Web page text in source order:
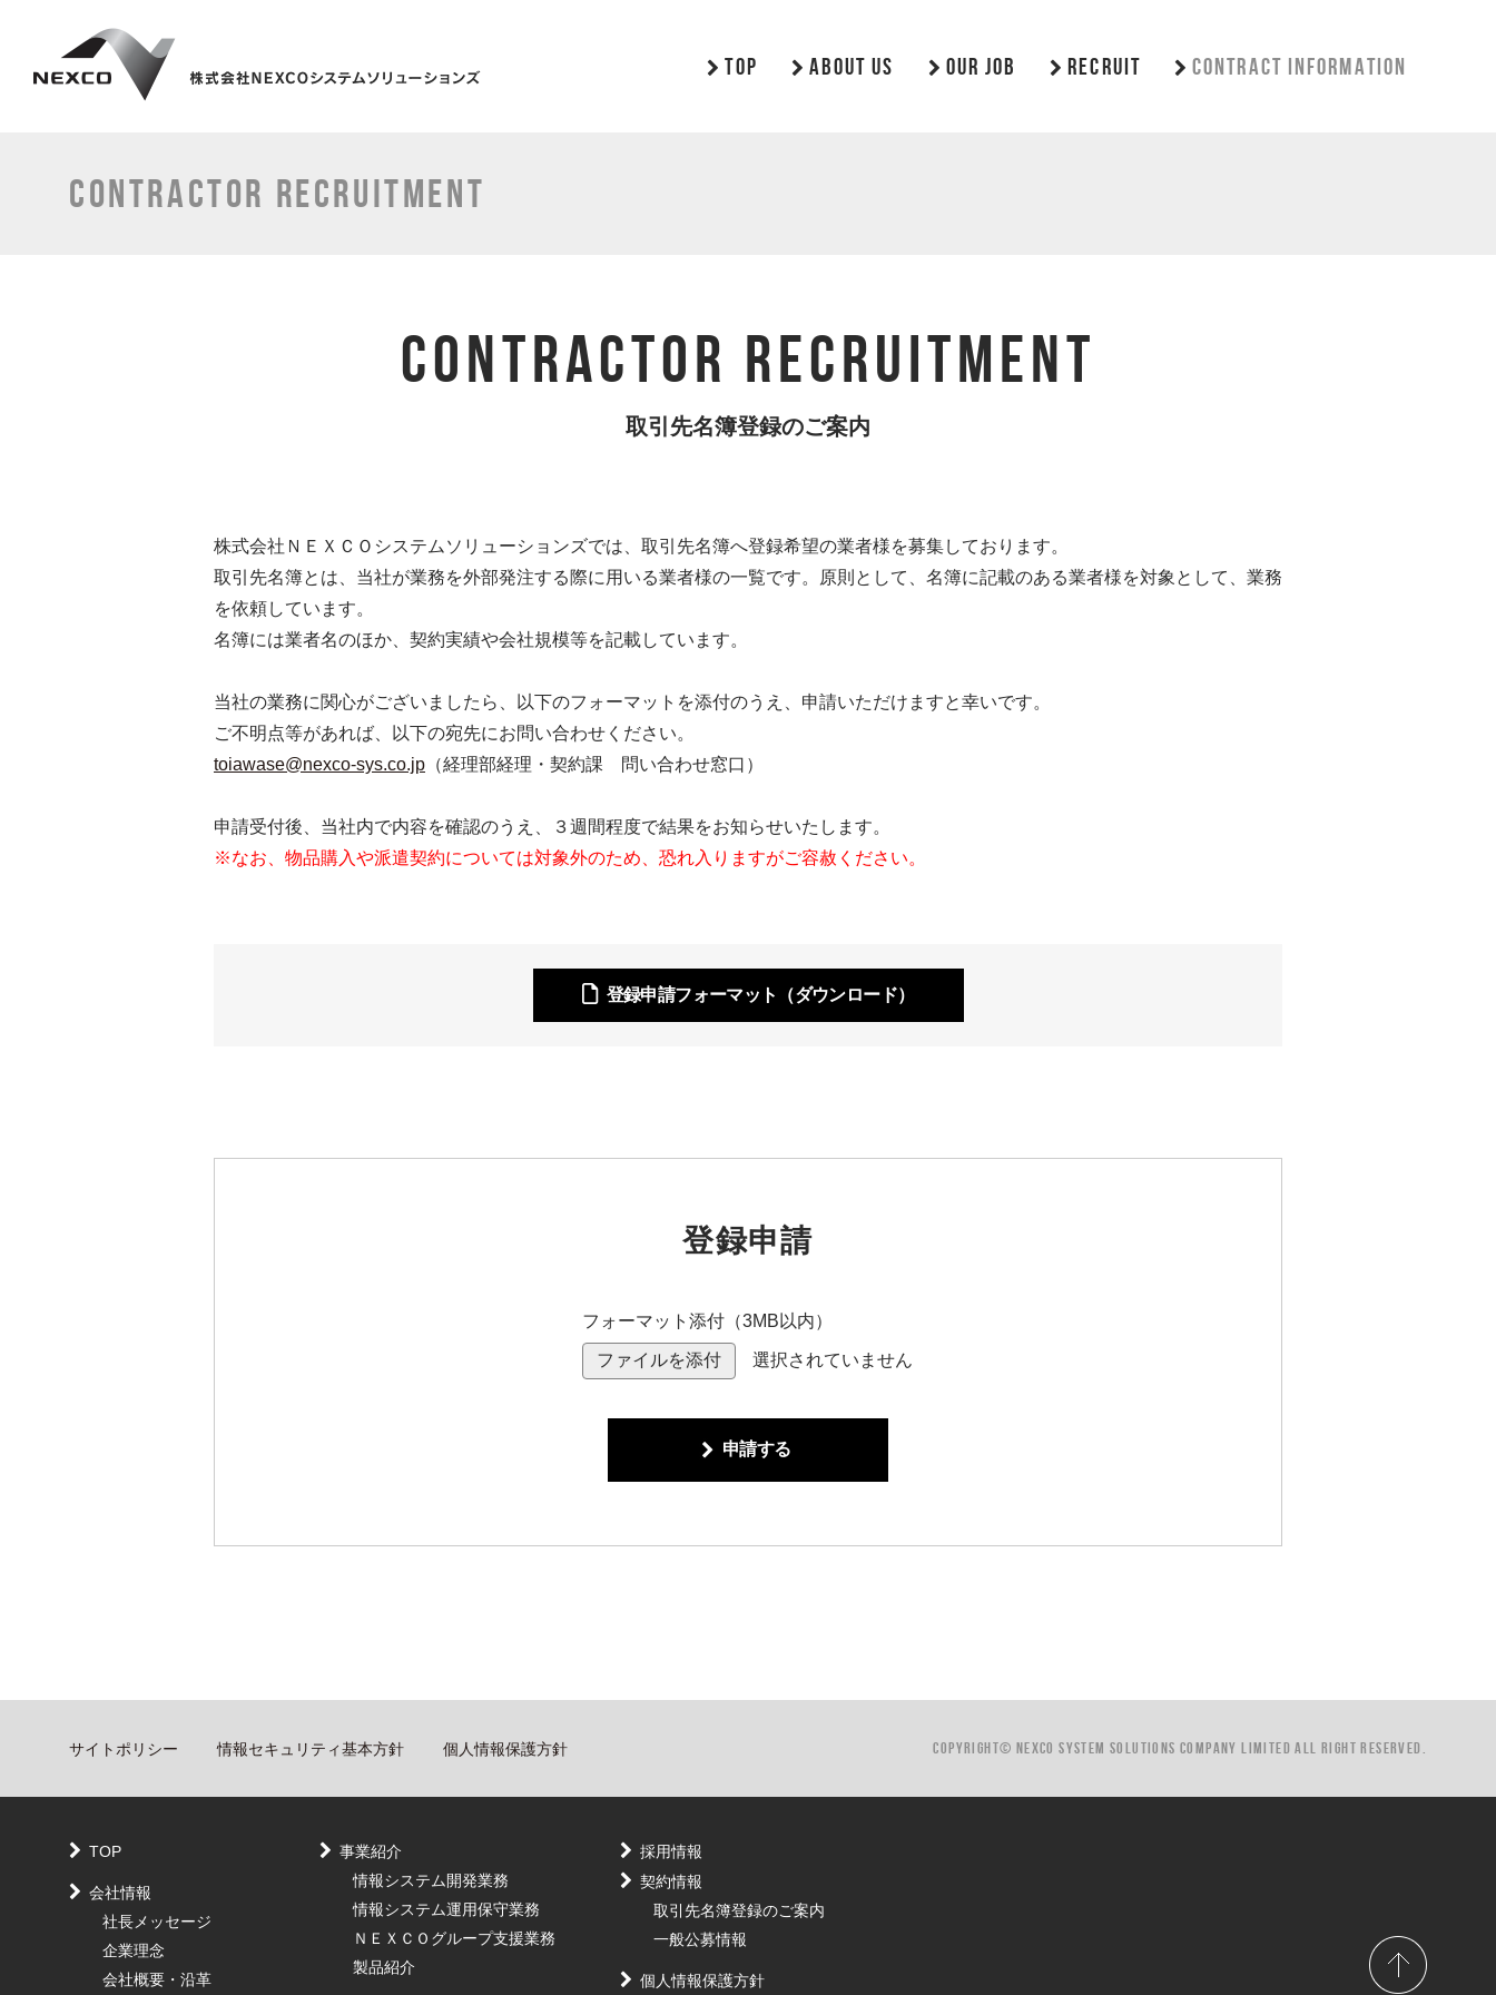
TOP ABOUT US OUR JOB RECRUIT CONTRACT INFORMATION
CONTRACTOR RECRUITMENT
CONTRACTOR RECRUITMENT
取引先名簿登録のご案内
株式会社ＮＥＸＣＯシステムソリューションズでは、取引先名簿へ登録希望の業者様を募集しております。
取引先名簿とは、当社が業務を外部発注する際に用いる業者様の一覧です。原則として、名簿に記載のある業者様を対象として、業務
を依頼しています。
名簿には業者名のほか、契約実績や会社規模等を記載しています。
当社の業務に関心がございましたら、以下のフォーマットを添付のうえ、申請いただけますと幸いです。
ご不明点等があれば、以下の宛先にお問い合わせください。
toiawase@nexco-sys.co.jp （経理部経理・契約課 問い合わせ窓口）
申請受付後、当社内で内容を確認のうえ、３週間程度で結果をお知らせいたします。
※なお、物品購入や派遣契約については対象外のため、恐れ入りますがご容赦ください。
登録申請フォーマット（ダウンロード）
登録申請
フォーマット添付（3MB以内）
ファイルを添付 選択されていません
サイトポリシー 情報セキュリティ基本方針 個人情報保護方針 COPYRIGHT© NEXCO System Solutions Company LimitedALL RIGHT RESERVED.
TOP
会社情報
社長メッセージ
企業理念
会社概要・沿革
事業紹介
情報システム開発業務
情報システム運用保守業務
ＮＥＸＣＯグループ支援業務
製品紹介
採用情報
契約情報
取引先名簿登録のご案内
一般公募情報
個人情報保護方針